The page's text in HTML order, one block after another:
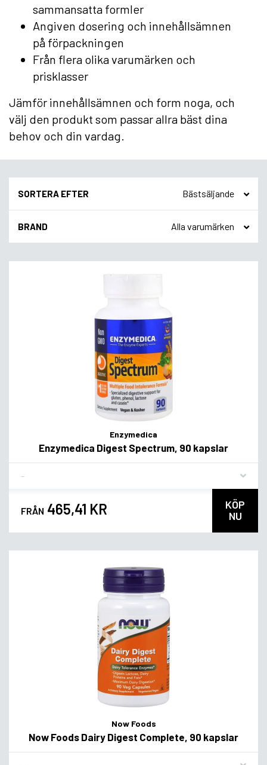
sammansatta formler
Angiven dosering och innehållsämnen
på förpackningen
Från flera olika varumärken och
prisklasser
Jämför innehållsämnen och form noga, och
välj den produkt som passar allra bäst dina
behov och din vardag.
SORTERA EFTER
BRAND
Enzymedica
Enzymedica Digest Spectrum, 90 kapslar
FRÅN 465,41 KR
KÖP
NU
Now Foods
Now Foods Dairy Digest Complete, 90 kapslar